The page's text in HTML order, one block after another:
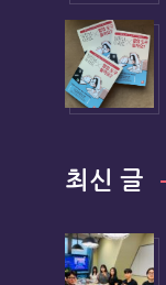
최신 글